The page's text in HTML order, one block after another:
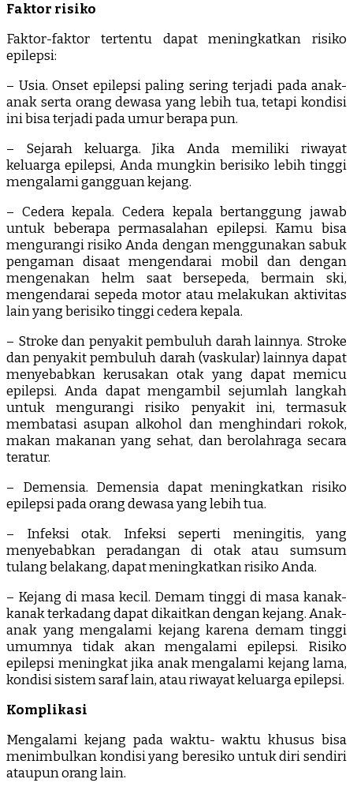
Faktor risiko
Faktor-faktor tertentu dapat meningkatkan risiko
epilepsi:
– Usia. Onset epilepsi paling sering terjadi pada anak-
anak serta orang dewasa yang lebih tua, tetapi kondisi
ini bisa terjadi pada umur berapa pun.
– Sejarah keluarga. Jika Anda memiliki riwayat
keluarga epilepsi, Anda mungkin berisiko lebih tinggi
mengalami gangguan kejang.
– Cedera kepala. Cedera kepala bertanggung jawab
untuk beberapa permasalahan epilepsi. Kamu bisa
mengurangi risiko Anda dengan menggunakan sabuk
pengaman disaat mengendarai mobil dan dengan
mengenakan helm saat bersepeda, bermain ski,
mengendarai sepeda motor atau melakukan aktivitas
lain yang berisiko tinggi cedera kepala.
– Stroke dan penyakit pembuluh darah lainnya. Stroke
dan penyakit pembuluh darah (vaskular) lainnya dapat
menyebabkan kerusakan otak yang dapat memicu
epilepsi. Anda dapat mengambil sejumlah langkah
untuk mengurangi risiko penyakit ini, termasuk
membatasi asupan alkohol dan menghindari rokok,
makan makanan yang sehat, dan berolahraga secara
teratur.
– Demensia. Demensia dapat meningkatkan risiko
epilepsi pada orang dewasa yang lebih tua.
– Infeksi otak. Infeksi seperti meningitis, yang
menyebabkan peradangan di otak atau sumsum
tulang belakang, dapat meningkatkan risiko Anda.
– Kejang di masa kecil. Demam tinggi di masa kanak-
kanak terkadang dapat dikaitkan dengan kejang. Anak-
anak yang mengalami kejang karena demam tinggi
umumnya tidak akan mengalami epilepsi. Risiko
epilepsi meningkat jika anak mengalami kejang lama,
kondisi sistem saraf lain, atau riwayat keluarga epilepsi.
Komplikasi
Mengalami kejang pada waktu- waktu khusus bisa
menimbulkan kondisi yang beresiko untuk diri sendiri
ataupun orang lain.